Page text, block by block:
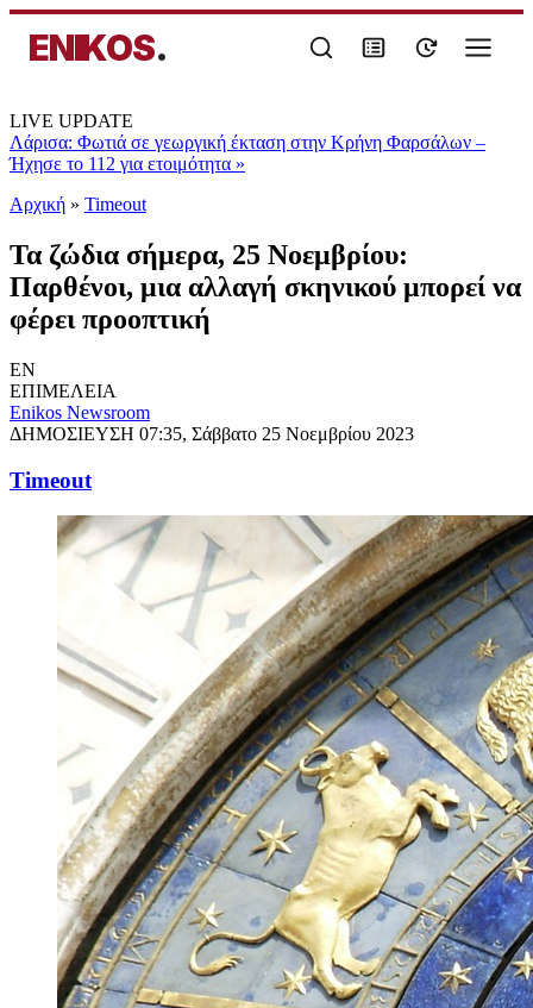
ENIKOS.
LIVE UPDATE
Λάρισα: Φωτιά σε γεωργική έκταση στην Κρήνη Φαρσάλων –
Ήχησε το 112 για ετοιμότητα »
Αρχική » Timeout
Τα ζώδια σήμερα, 25 Νοεμβρίου:
Παρθένοι, μια αλλαγή σκηνικού μπορεί να
φέρει προοπτική
EN
ΕΠΙΜΕΛΕΙΑ
Enikos Newsroom
ΔΗΜΟΣΙΕΥΣΗ 07:35, Σάββατο 25 Νοεμβρίου 2023
Timeout